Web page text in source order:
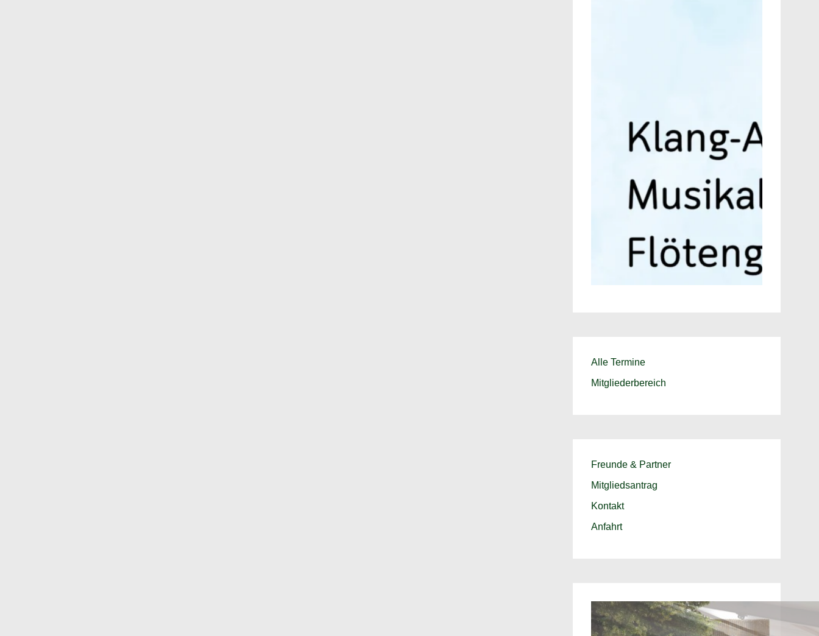
Alle Termine
Mitgliederbereich
Freunde & Partner
Mitgliedsantrag
Kontakt
Anfahrt